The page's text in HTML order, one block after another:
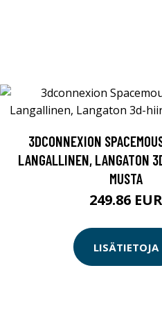
3DCONNEXION
LANGALLINEN, LANGATON
MUSTA
249.86 EUR
LISÄTIETOJA